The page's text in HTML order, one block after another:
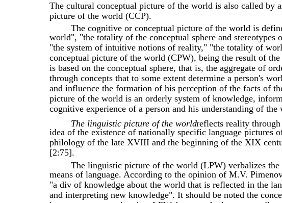
The cultural conceptual picture of the world is also called by
picture of the world (CCP).
The cognitive or conceptual picture of the world is
world", "the totality of the conceptual sphere and stereotypes
"the system of intuitive notions of reality," "the totality of
conceptual picture of the world (CPW), being the result of
is based on the conceptual sphere, that is, the aggregate of
through concepts that to some extent determine a person's
and influence the formation of his perception of the facts of
picture of the world is an orderly system of knowledge,
cognitive experience of a person and his understanding of the
The linguistic picture of the worldreflects reality
idea of the existence of nationally specific language pictures
philology of the late XVIII and the beginning of the XIX
[2:75].
The linguistic picture of the world (LPW) verbalizes
means of language. According to the opinion of M.V.
"a div of knowledge about the world that is reflected in the
and interpreting new knowledge". It should be noted the